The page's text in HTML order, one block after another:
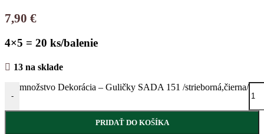
7,90 €
4×5 = 20 ks/balenie
13 na sklade
-
množstvo Dekorácia – Guličky SADA 151 /strieborná,čierna/
PRIDAŤ DO KOŠÍKA